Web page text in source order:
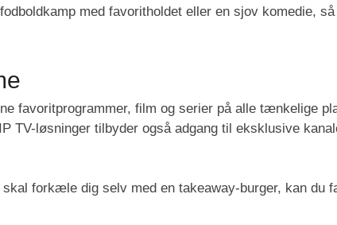
med favoritholdet eller en sjov komedie,
favoritprogrammer, film og serier på alle tænkelige
TV-løsninger tilbyder også adgang til eksklusive
forkæle dig selv med en takeaway-burger, kan du